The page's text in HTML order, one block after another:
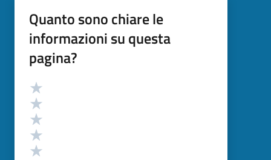
Quanto sono chiare le
informazioni su questa
pagina?
Valutazione